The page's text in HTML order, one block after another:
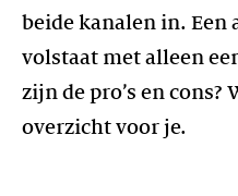
beide kanalen in. Een
volstaat met alleen
zijn de pro’s en cons?
overzicht voor je.